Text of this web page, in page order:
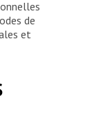
de
et